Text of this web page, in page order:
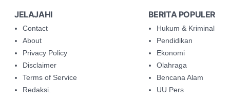
JELAJAHI
Contact
About
Privacy Policy
Disclaimer
Terms of Service
Redaksi.
BERITA POPULER
Hukum & Kriminal
Pendidikan
Ekonomi
Olahraga
Bencana Alam
UU Pers